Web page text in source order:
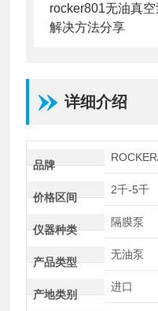
rocker801无油真
解决方法分享
详细介绍
品牌
价格区间
2千-5千
仪器种类
隔膜泵
产品类型
无油泵
产地类别
进口